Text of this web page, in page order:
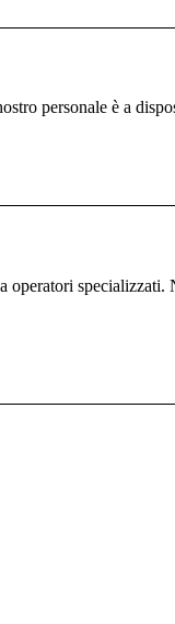
personale è a
operatori